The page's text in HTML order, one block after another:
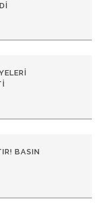
BASIN